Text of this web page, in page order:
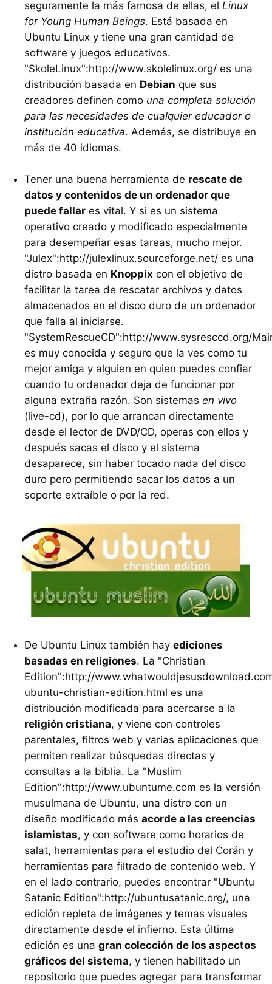
seguramente la más famosa de ellas, el Linux
for Young Human Beings. Está basada en
Ubuntu Linux y tiene una gran cantidad de
software y juegos educativos.
"SkoleLinux":http://www.skolelinux.org/ es una
distribución basada en Debian que sus
creadores definen como una completa solución
para las necesidades de cualquier educador o
institución educativa. Además, se distribuye en
más de 40 idiomas.
Tener una buena herramienta de rescate de
datos y contenidos de un ordenador que
puede fallar es vital. Y si es un sistema
operativo creado y modificado especialmente
para desempeñar esas tareas, mucho mejor.
"Julex":http://julexlinux.sourceforge.net/ es una
distro basada en Knoppix con el objetivo de
facilitar la tarea de rescatar archivos y datos
almacenados en el disco duro de un ordenador
que falla al iniciarse.
"SystemRescueCD":http://www.sysresccd.org/
es muy conocida y seguro que la ves como tu
mejor amiga y alguien en quien puedes confiar
cuando tu ordenador deja de funcionar por
alguna extraña razón. Son sistemas en vivo
(live-cd), por lo que arrancan directamente
desde el lector de DVD/CD, operas con ellos y
después sacas el disco y el sistema
desaparece, sin haber tocado nada del disco
duro pero permitiendo sacar los datos a un
soporte extraíble o por la red.
De Ubuntu Linux también hay ediciones
basadas en religiones. La "Christian
Edition":http://
ubuntu-christian-edition.html es una
distribución modificada para acercarse a la
religión cristiana, y viene con controles
parentales, filtros web y varias aplicaciones que
permiten realizar búsquedas directas y
consultas a la biblia. La "Muslim
Edition":http://www.ubuntume.com es la versión
musulmana de Ubuntu, una distro con un
diseño modificado más acorde a las creencias
islamistas, y con software como horarios de
salat, herramientas para el estudio del Corán y
herramientas para filtrado de contenido web. Y
en el lado contrario, puedes encontrar "Ubuntu
Satanic Edition":http://ubuntusatanic.org/, una
edición repleta de imágenes y temas visuales
directamente desde el infierno. Esta última
edición es una gran colección de los aspectos
gráficos del sistema, y tienen habilitado un
repositorio que puedes agregar para transformar